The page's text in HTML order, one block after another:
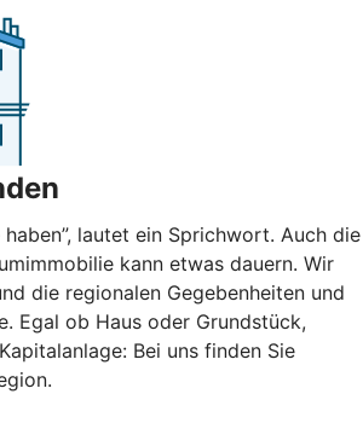
haben”, lautet ein Sprichwort. Auch die
kann etwas dauern. Wir
die regionalen Gegebenheiten und
Egal ob Haus oder Grundstück,
Bei uns finden Sie